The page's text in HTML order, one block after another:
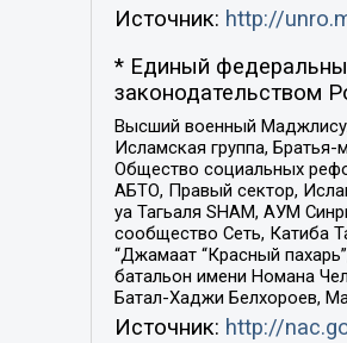
Источник: http://
* Единый
законодательством
Высший военный
Исламская группа,
Общество социальных
АБТО, Правый сектор,
уа Тагьаля SHAM, АУМ
сообщество Сеть, Катиба
“Джамаат “Красный
батальон имени Номана
Батал-Хаджи Белхороев,
Источник: http://